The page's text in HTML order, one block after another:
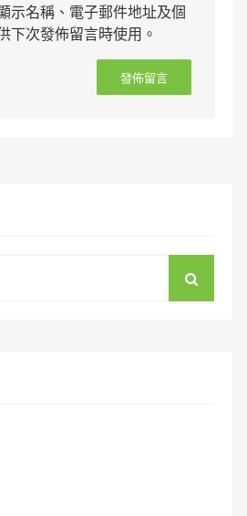
示名稱、電子郵件地址及個
下次發佈留言時使用。